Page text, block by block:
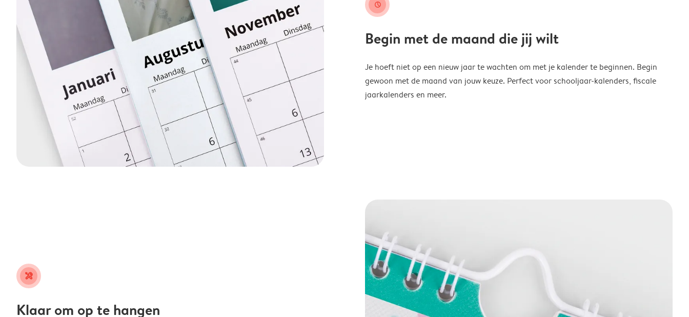
clock
Begin met de maand die jij wilt
Je hoeft niet op een nieuw jaar te wachten om met je kalender te beginnen. Begin
gewoon met de maand van jouw keuze. Perfect voor schooljaar-kalenders, fiscale
jaarkalenders en meer.
tools
Klaar om op te hangen